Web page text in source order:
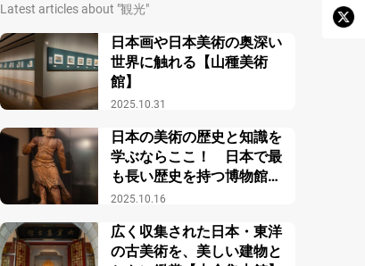
Latest articles about "観光"
2025.10.31
日本画や日本美術の奥深い
世界に触れる【山種美術
館】
2025.10.16
日本の美術の歴史と知識を
学ぶならここ！ 日本で最
も長い歴史を持つ博物館
【東京国立博物館】
広く収集された日本・東洋
の古美術を、美しい建物と